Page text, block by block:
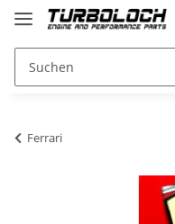
Ferrari